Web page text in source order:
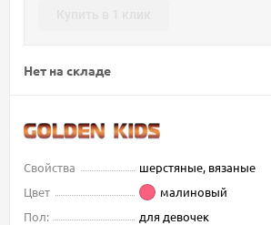
Нет на складе
Свойства
шерстяные, вязаные
Цвет
малиновый
Пол:
для девочек